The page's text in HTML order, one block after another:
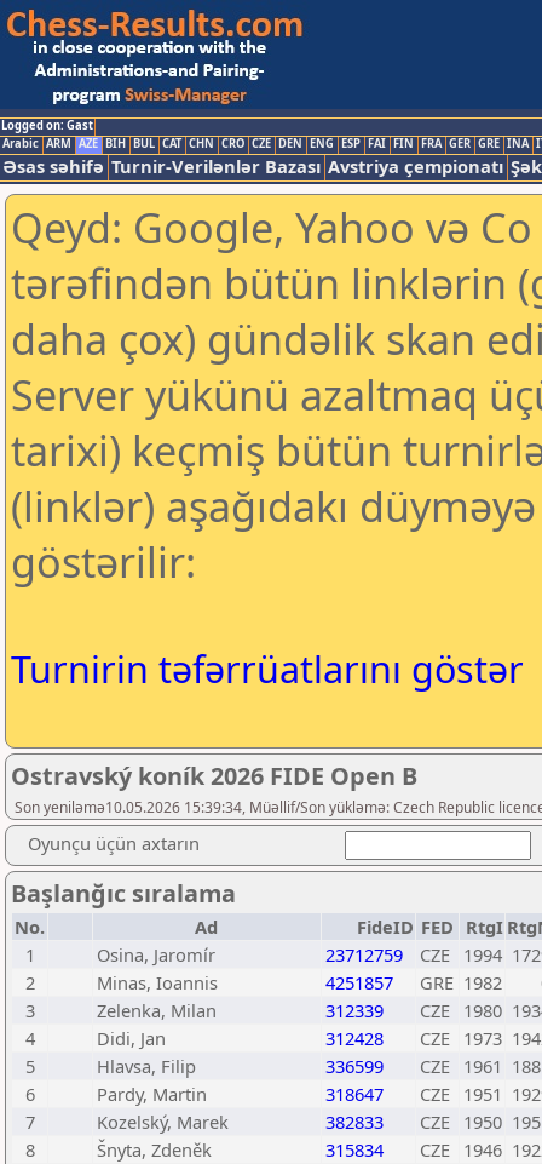
Logged on: Gast
Arabic ARM AZE BIH BUL CAT CHN CRO CZE DEN ENG ESP FAI FIN FRA GER GRE INA
Əsas səhifə Turnir-Verilənlər Bazası Avstriya çempionatı
Qeyd: Google, Yahoo və
tərəfindən bütün linklərin
daha çox) gündəlik skan
Server yükünü azaltmaq
tarixi) keçmiş bütün
(linklər) aşağıdakı
göstərilir:
Turnirin təfərrüatlarını göstər
Ostravský koník 2026 FIDE Open B
Son yeniləmə10.05.2026 15:39:34, Müəllif/Son yükləmə: Czech Republic
Oyunçu üçün axtarın
Başlanğıc sıralama
No. Ad FideID FED RtgI
1
Osina, Jaromír 23712759 CZE 1994
2
Minas, Ioannis 4251857 GRE 1982
3
Zelenka, Milan 312339 CZE 1980
4
Didi, Jan 312428 CZE 1973
5
Hlavsa, Filip 336599 CZE 1961
6
Pardy, Martin 318647 CZE 1951
7
Kozelský, Marek 382833 CZE 1950
8
Šnyta, Zdeněk 315834 CZE 1946